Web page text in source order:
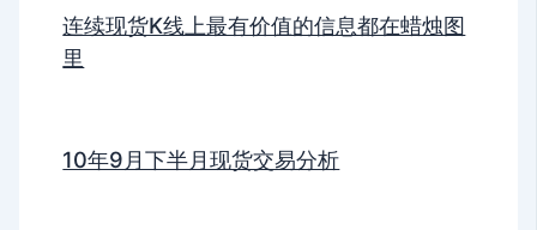
连续现货K线上最有价值的信息都在蜡烛图
里
10年9月下半月现货交易分析